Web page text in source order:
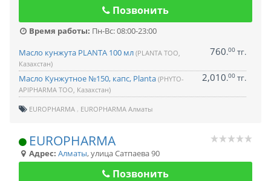
Позвонить
Время работы: Пн-Вс: 08:00-23:00
Масло кунжута PLANTA 100 мл (PLANTA ТОО,
Казахстан)
760.00 тг.
Масло Кунжутное №150, капс, Planta (PHYTO-
APIPHARMA ТОО, Казахстан)
2,010.00 тг.
EUROPHARMA EUROPHARMA Алматы
EUROPHARMA
Адрес: Алматы,улица Сатпаева 90
Позвонить